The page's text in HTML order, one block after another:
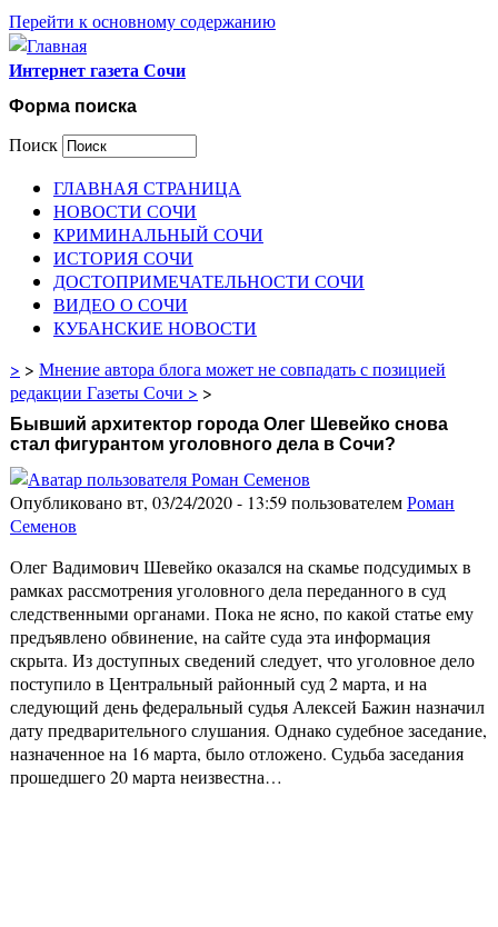
Перейти к основному содержанию
Интернет газета Сочи
Форма поиска
Поиск
ГЛАВНАЯ СТРАНИЦА
НОВОСТИ СОЧИ
КРИМИНАЛЬНЫЙ СОЧИ
ИСТОРИЯ СОЧИ
ДОСТОПРИМЕЧАТЕЛЬНОСТИ СОЧИ
ВИДЕО О СОЧИ
КУБАНСКИЕ НОВОСТИ
> > Мнение автора блога может не совпадать с позицией
редакции Газеты Сочи > >
Бывший архитектор города Олег Шевейко снова
стал фигурантом уголовного дела в Сочи?
Опубликовано вт, 03/24/2020 - 13:59 пользователемРоман
Семенов
Олег Вадимович Шевейко оказался на скамье подсудимых в
рамках рассмотрения уголовного дела переданного в суд
следственными органами. Пока не ясно, по какой статье ему
предъявлено обвинение, на сайте суда эта информация
скрыта. Из доступных сведений следует, что уголовное дело
поступило в Центральный районный суд 2 марта, и на
следующий день федеральный судья Алексей Бажин назначил
дату предварительного слушания. Однако судебное заседание,
назначенное на 16 марта, было отложено. Судьба заседания
прошедшего 20 марта неизвестна…